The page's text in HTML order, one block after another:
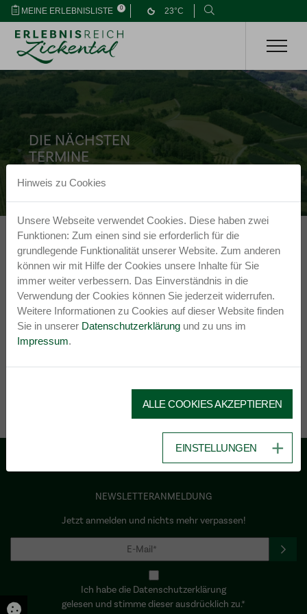
MEINE ERLEBNISLISTE 0 23°C
DIE NÄCHSTEN
TERMINE
Zickental
Keine Nachrichten verfügbar.
NEWSLETTERANMELDUNG
Jetzt anmelden und nichts mehr verpassen!
Ich habe die Datenschutzerklärung
gelesen und stimme dieser ausdrücklich zu.*
Hinweis zu Cookies
Unsere Webseite verwendet Cookies. Diese haben zwei
Funktionen: Zum einen sind sie erforderlich für die
grundlegende Funktionalität unserer Website. Zum anderen
können wir mit Hilfe der Cookies unsere Inhalte für Sie
immer weiter verbessern. Das Einverständnis in die
Verwendung der Cookies können Sie jederzeit widerrufen.
Weitere Informationen zu Cookies auf dieser Website finden
Sie in unserer Datenschutzerklärung und zu uns im
Impressum.
ALLE COOKIES AKZEPTIEREN
EINSTELLUNGEN